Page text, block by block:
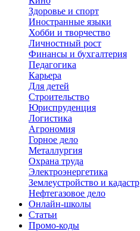
Здоровье и спорт
Иностранные языки
Хобби и творчество
Личностный рост
Финансы и бухгалтерия
Педагогика
Карьера
Для детей
Строительство
Юриспруденция
Логистика
Агрономия
Горное дело
Металлургия
Охрана труда
Электроэнергетика
Землеустройство и кадастр
Нефтегазовое дело
Онлайн-школы
Статьи
Промо-коды